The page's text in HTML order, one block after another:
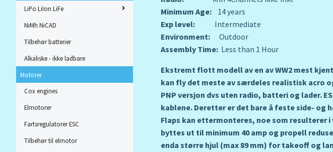
LiPo LiIon LiFe
NiMh NiCAD
Tilbehør batterier
Alkaliske - ikke ladbare
Motorer
Cox engines
Elmotorer
Fartsregulatorer ESC
Tilbehør til elmotor
Minimum Age: 14 years
Exp level: Intermediate
Environment: Outdoor
Assembly Time: Less than 1 Hour
Ekstremt flott modell av en av WW2 mest
kan fly det meste av særdeles realistisk acro
PNP versjon dvs uten radio, batteri og lader.
kablene. Deretter er det bare å feste side-
Flaps kan ettermonteres, noe som resulterer
byttes ut til minimum 40 amp og propell
enda større hjul (max 89 mm) for takeoff og